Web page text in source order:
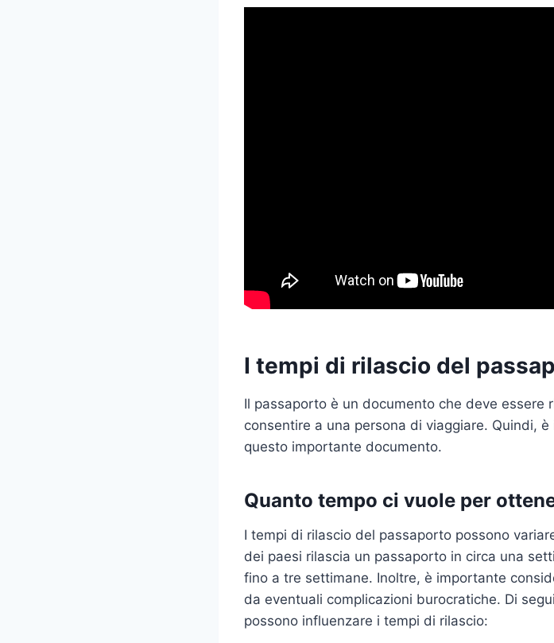
I tempi di rilascio del
Il passaporto è un documento che deve
consentire a una persona di viaggiare. Quindi,
questo importante documento.
Quanto tempo ci vuole per
I tempi di rilascio del passaporto possono
dei paesi rilascia un passaporto in circa una
fino a tre settimane. Inoltre, è importante
da eventuali complicazioni burocratiche. Di
possono influenzare i tempi di rilascio: